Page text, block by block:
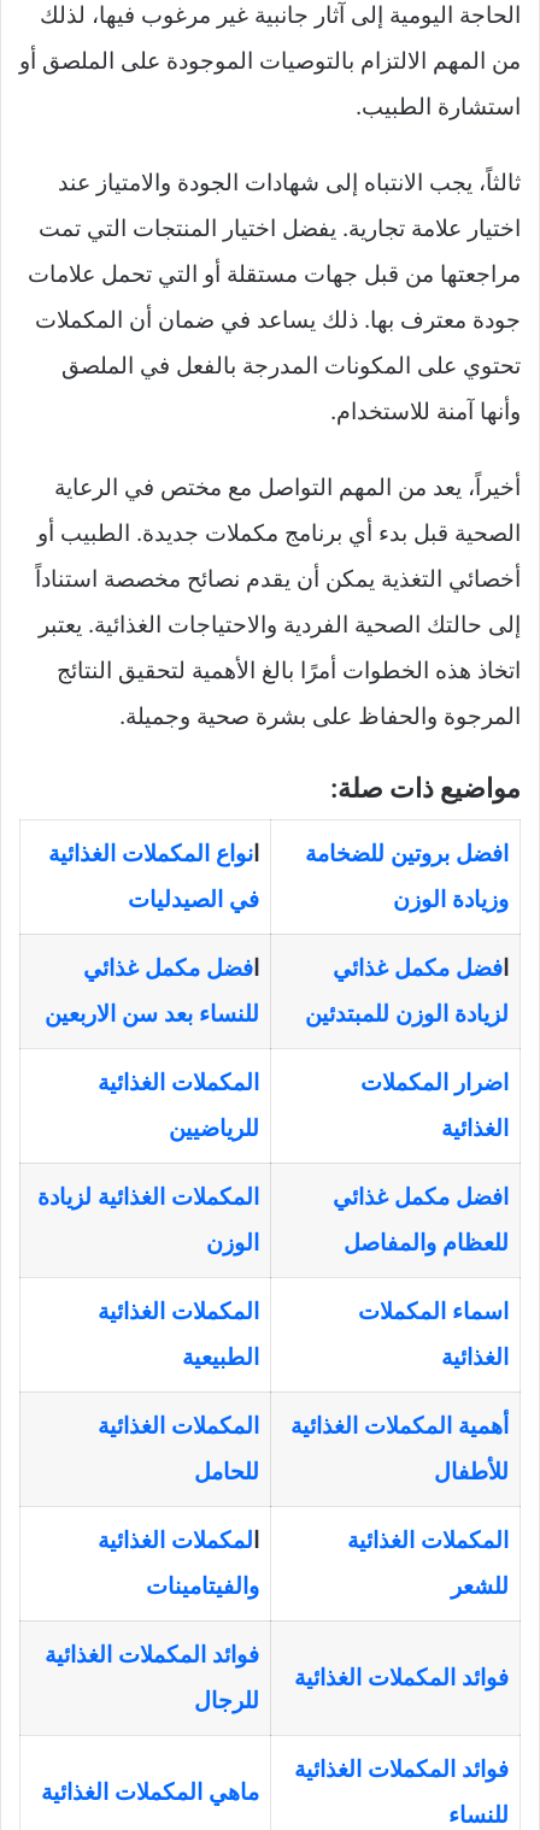
الحاجة اليومية إلى آثار جانبية غير مرغوب فيها، لذلك
من المهم الالتزام بالتوصيات الموجودة على الملصق أو
استشارة الطبيب.
ثالثاً، يجب الانتباه إلى شهادات الجودة والامتياز عند
اختيار علامة تجارية. يفضل اختيار المنتجات التي تمت
مراجعتها من قبل جهات مستقلة أو التي تحمل علامات
جودة معترف بها. ذلك يساعد في ضمان أن المكملات
تحتوي على المكونات المدرجة بالفعل في الملصق
وأنها آمنة للاستخدام.
أخيراً، يعد من المهم التواصل مع مختص في الرعاية
الصحية قبل بدء أي برنامج مكملات جديدة. الطبيب أو
أخصائي التغذية يمكن أن يقدم نصائح مخصصة استناداً
إلى حالتك الصحية الفردية والاحتياجات الغذائية. يعتبر
اتخاذ هذه الخطوات أمرًا بالغ الأهمية لتحقيق النتائج
المرجوة والحفاظ على بشرة صحية وجميلة.
مواضيع ذات صلة:
افضل بروتين للضخامة
وزيادة الوزن
انواع المكملات الغذائية
في الصيدليات
افضل مكمل غذائي
لزيادة الوزن للمبتدئين
افضل مكمل غذائي
للنساء بعد سن الاربعين
اضرار المكملات
الغذائية
المكملات الغذائية
للرياضيين
افضل مكمل غذائي
للعظام والمفاصل
المكملات الغذائية لزيادة
الوزن
اسماء المكملات
الغذائية
المكملات الغذائية
الطبيعية
أهمية المكملات الغذائية
للأطفال
المكملات الغذائية
للحامل
المكملات الغذائية
للشعر
لمكملات الغذائية
والفيتامينات
فوائد المكملات الغذائية
فوائد المكملات الغذائية
للرجال
فوائد المكملات الغذائية
للنساء
ماهي المكملات الغذائية